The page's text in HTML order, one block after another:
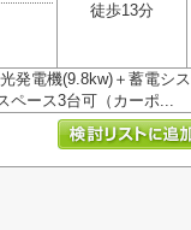
徒歩13分
発電機(9.8kw)＋蓄電シ
ペース3台可（カーポ...